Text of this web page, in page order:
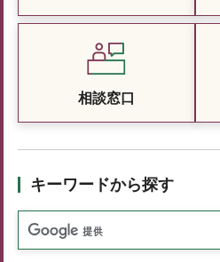
相談窓口
キーワードから探す